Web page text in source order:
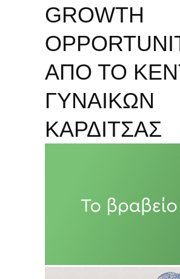
GROWTH
ΑΠΟ ΤΟ
ΓΥΝΑΙΚΩΝ
ΚΑΡΔΙΤΣΑΣ